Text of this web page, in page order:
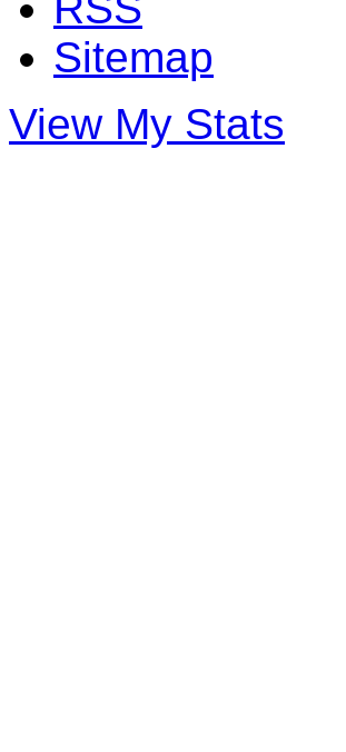
Sitemap
View My Stats